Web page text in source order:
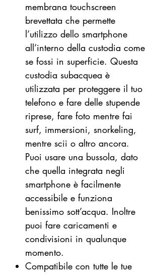
membrana touchscreen
brevettata che permette
l’utilizzo dello smartphone
all’interno della custodia come
se fossi in superficie. Questa
custodia subacquea è
utilizzata per proteggere il tuo
telefono e fare delle stupende
riprese, fare foto mentre fai
surf, immersioni, snorkeling,
mentre scii o altro ancora.
Puoi usare una bussola, dato
che quella integrata negli
smartphone è facilmente
accessibile e funziona
benissimo sott’acqua. Inoltre
puoi fare caricamenti e
condivisioni in qualunque
momento.
Compatibile con tutte le tue